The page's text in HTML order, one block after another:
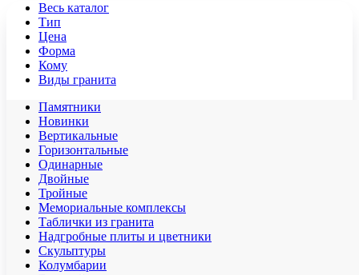
Весь каталог
Тип
Цена
Форма
Кому
Виды гранита
Памятники
Новинки
Вертикальные
Горизонтальные
Одинарные
Двойные
Тройные
Мемориальные комплексы
Таблички из гранита
Надгробные плиты и цветники
Скульптуры
Колумбарии